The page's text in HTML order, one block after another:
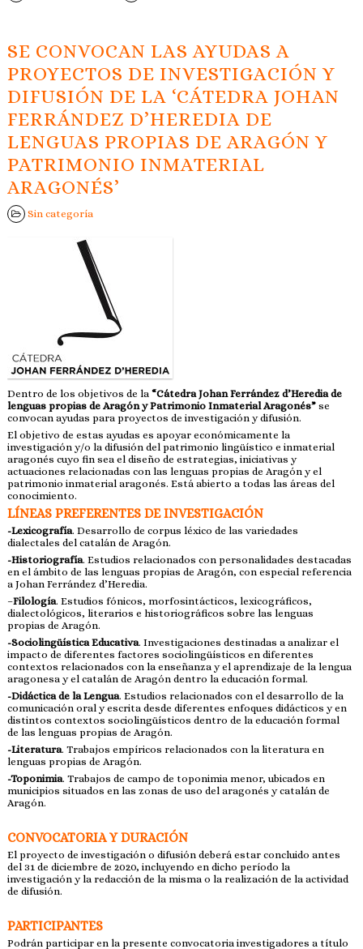
SE CONVOCAN LAS AYUDAS A
PROYECTOS DE INVESTIGACIÓN Y
DIFUSIÓN DE LA ‘CÁTEDRA JOHAN
FERRÁNDEZ D’HEREDIA DE
LENGUAS PROPIAS DE ARAGÓN Y
PATRIMONIO INMATERIAL
ARAGONÉS’
Sin categoría
Dentro de los objetivos de la “Cátedra Johan Ferrández d’Heredia de
lenguas propias de Aragón y Patrimonio Inmaterial Aragonés”se
convocan ayudas para proyectos de investigación y difusión.
El objetivo de estas ayudas es apoyar económicamente la
investigación y/o la difusión del patrimonio lingüístico e inmaterial
aragonés cuyo fin sea el diseño de estrategias, iniciativas y
actuaciones relacionadas con las lenguas propias de Aragón y el
patrimonio inmaterial aragonés. Está abierto a todas las áreas del
conocimiento.
LÍNEAS PREFERENTES DE INVESTIGACIÓN
-Lexicografía. Desarrollo de corpus léxico de las variedades
dialectales del catalán de Aragón.
-Historiografía. Estudios relacionados con personalidades destacadas
en el ámbito de las lenguas propias de Aragón, con especial referencia
a Johan Ferrández d’Heredia.
–Filología. Estudios fónicos, morfosintácticos, lexicográficos,
dialectológicos, literarios e historiográficos sobre las lenguas
propias de Aragón.
-Sociolingüística Educativa. Investigaciones destinadas a analizar el
impacto de diferentes factores sociolingüísticos en diferentes
contextos relacionados con la enseñanza y el aprendizaje de la lengua
aragonesa y el catalán de Aragón dentro la educación formal.
-Didáctica de la Lengua. Estudios relacionados con el desarrollo de la
comunicación oral y escrita desde diferentes enfoques didácticos y en
distintos contextos sociolingüísticos dentro de la educación formal
de las lenguas propias de Aragón.
-Literatura. Trabajos empíricos relacionados con la literatura en
lenguas propias de Aragón.
-Toponimia. Trabajos de campo de toponimia menor, ubicados en
municipios situados en las zonas de uso del aragonés y catalán de
Aragón.
CONVOCATORIA Y DURACIÓN
El proyecto de investigación o difusión deberá estar concluido antes
del 31 de diciembre de 2020, incluyendo en dicho período la
investigación y la redacción de la misma o la realización de la actividad
de difusión.
PARTICIPANTES
Podrán participar en la presente convocatoria investigadores a título